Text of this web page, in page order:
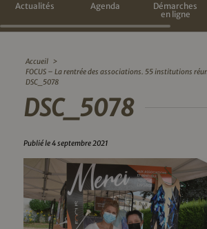
Actualités Agenda
Démarches
en ligne
Accueil >
FOCUS – La rentrée des associations. 55 institutions
DSC_5078
DSC_5078
Publié le 4 septembre 2021